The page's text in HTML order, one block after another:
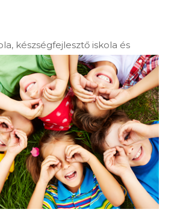
készségfejlesztő iskola és